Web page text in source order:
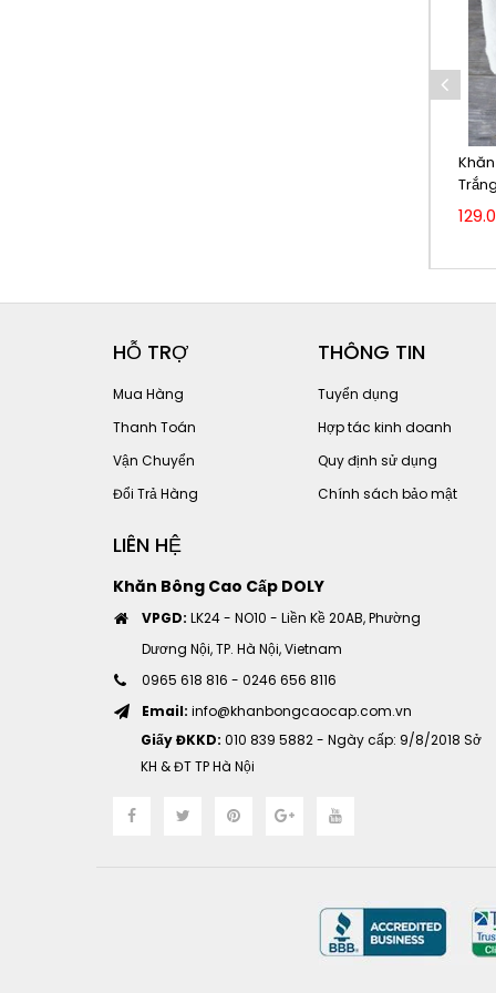
HỖ TRỢ
Mua Hàng
Thanh Toán
Vận Chuyển
Đổi Trả Hàng
THÔNG TIN
Tuyển dụng
Hợp tác kinh doanh
Quy định sử dụng
Chính sách bảo mật
LIÊN HỆ
Khăn Bông Cao Cấp DOLY
VPGD: LK24 - NO10 - Liền Kề 20AB, Phường
Dương Nội, TP. Hà Nội, Vietnam
0965 618 816 - 0246 656 8116
Email: info@khanbongcaocap.com.vn
Giấy ĐKKD: 010 839 5882 - Ngày cấp: 9/8/2018 Sở
KH & ĐT TP Hà Nội